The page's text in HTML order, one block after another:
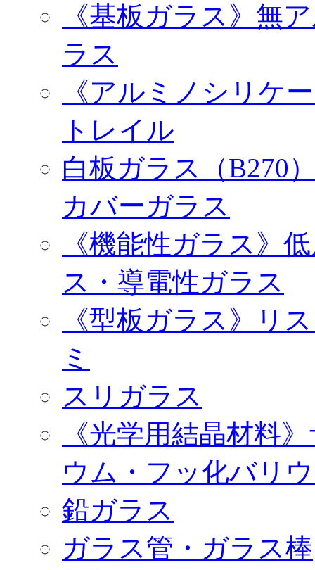
《基板ガラス》無
ラス
《アルミノシリケ
トレイル
白板ガラス（B270
カバーガラス
《機能性ガラス》
ス・導電性ガラス
《型板ガラス》リ
ミ
スリガラス
《光学用結晶材料
ウム・フッ化バリ
鉛ガラス
ガラス管・ガラス棒